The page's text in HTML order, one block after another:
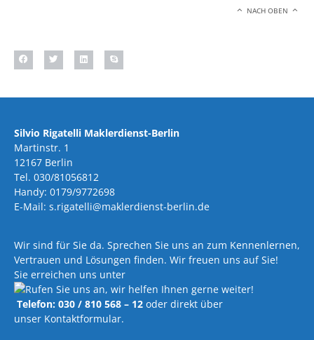
NACH OBEN
Silvio Rigatelli Maklerdienst-Berlin
Martinstr. 1
12167 Berlin
Tel. 030/81056812
Handy: 0179/9772698
E-Mail: s.rigatelli@maklerdienst-berlin.de
Wir sind für Sie da. Sprechen Sie uns an zum Kennenlernen,
Vertrauen und Lösungen finden. Wir freuen uns auf Sie!
Sie erreichen uns unter
Telefon: 030 / 810 568 – 12 oder direkt über
unser Kontaktformular.